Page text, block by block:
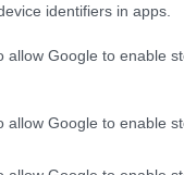
identifiers in apps.
allow Google to enable
allow Google to enable